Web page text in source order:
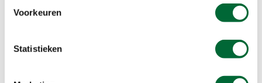
Voorkeuren
Statistieken
dag een pepermuntje betekent op jaarbasis een
extra calorie-inname van ruim 7000 calorieën.
Dat is meer dan genoeg om na een jaar een kilo
zwaarder te zijn. Omgekeerd kun je dan ook